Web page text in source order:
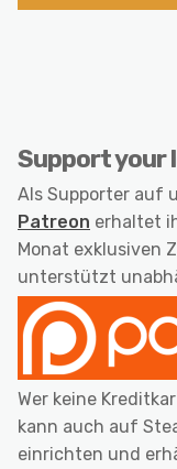
Support your
Als Supporter auf
Patreon erhaltet
Monat exklusiven
unterstützt
Wer keine
kann auch auf
einrichten und